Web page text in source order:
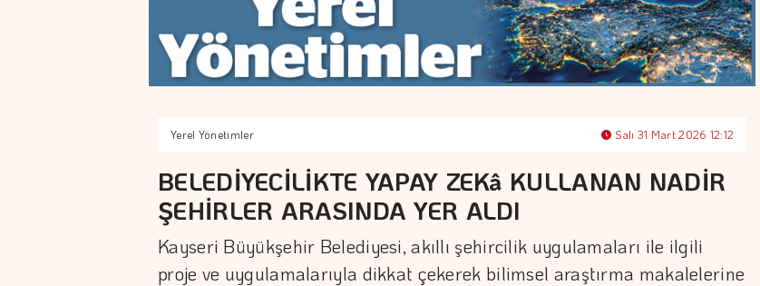
Yerel Yönetimler Salı 31 Mart 2026 12:12
BELEDİYECİLİKTE YAPAY ZEKâ KULLANAN NADİR
ŞEHİRLER ARASINDA YER ALDI
Kayseri Büyükşehir Belediyesi, akıllı şehircilik uygulamaları ile ilgili
proje ve uygulamalarıyla dikkat çekerek bilimsel araştırma makalelerine